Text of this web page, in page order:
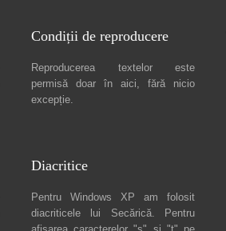
Condiții de reproducere
Reproducerea textelor este
permisă doar în aici, fără nicio
excepție.
Diacritice
Pentru Windows XP am folosit
diacriticele lui Secărică. Pentru